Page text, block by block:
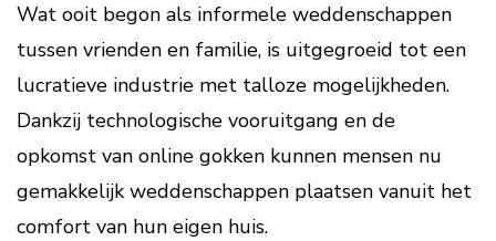
Wat ooit begon als informele weddenschappen
tussen vrienden en familie, is uitgegroeid tot een
lucratieve industrie met talloze mogelijkheden.
Dankzij technologische vooruitgang en de
opkomst van online gokken kunnen mensen nu
gemakkelijk weddenschappen plaatsen vanuit het
comfort van hun eigen huis.